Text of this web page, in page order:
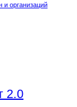
и организаций
2.0